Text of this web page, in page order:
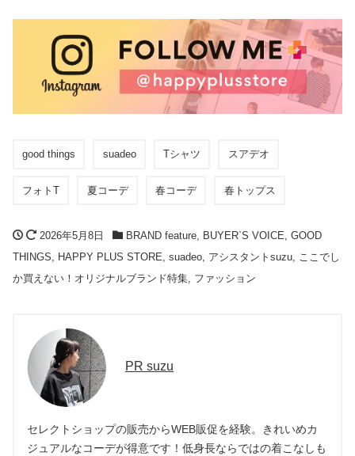
good things suadeo Tシャツ スアデオ
フォトT 夏コーデ 春コーデ 春トップス
2026年5月8日 BRAND feature, BUYER`S VOICE, GOOD
THINGS, HAPPY PLUS STORE, suadeo, アシスタントsuzu, ここでし
か買えない！オリジナルブランド特集, ファッション
PR suzu
セレクトショップの販売からWEB販促を経験。きれいめカ
ジュアルなコーデが得意です！低身長ならではの着こなしも